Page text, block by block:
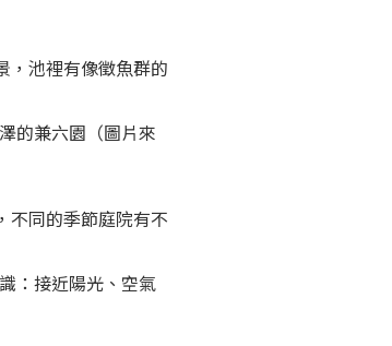
，池裡有像徵魚群的
的兼六園（圖片來
不同的季節庭院有不
：接近陽光、空氣